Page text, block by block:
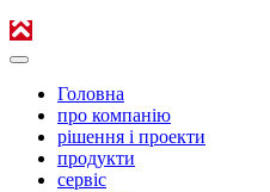
Головна
про компанію
рішення і проекти
продукти
сервіс